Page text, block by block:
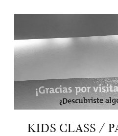
KIDS CLASS /